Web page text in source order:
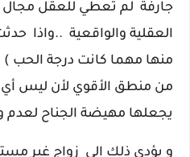
جارفة لم تعطي للعقل مجال
العقلية والواقعية ..واذا
منها مهما كانت درجة الحب )
من منطق الأقوي لأن ليس أي
يجعلها مهيضة الجناح لعدم
و يؤدي ذلك الي زواج غير